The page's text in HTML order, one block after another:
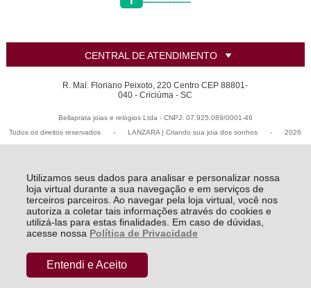
Utilizamos seus dados para analisar e personalizar nossa
loja virtual durante a sua navegação e em serviços de
terceiros parceiros. Ao navegar pela loja virtual, você nos
autoriza a coletar tais informações através do cookies e
utilizá-las para estas finalidades. Em caso de dúvidas,
acesse nossa Política de Privacidade
Entendi e Aceito
CENTRAL DE ATENDIMENTO
R. Mal. Floriano Peixoto, 220 Centro CEP 88801-
040 - Criciúma - SC
Bellaprata joias e relógios Ltda - CNPJ: 07.925.089/0001-46
Todos os direitos reservados
- LANZARA | Criando sua joia dos sonhos - 2026